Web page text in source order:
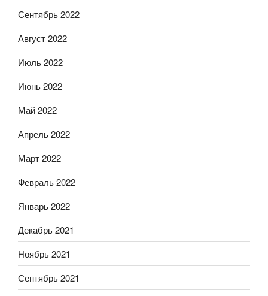
Сентябрь 2022
Август 2022
Июль 2022
Июнь 2022
Май 2022
Апрель 2022
Март 2022
Февраль 2022
Январь 2022
Декабрь 2021
Ноябрь 2021
Сентябрь 2021